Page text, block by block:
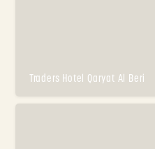
Traders Hotel Qaryat Al Beri